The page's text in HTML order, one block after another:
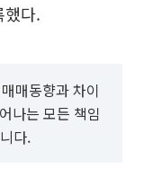
했다.
매동향과 차이
나는 모든 책임
다.